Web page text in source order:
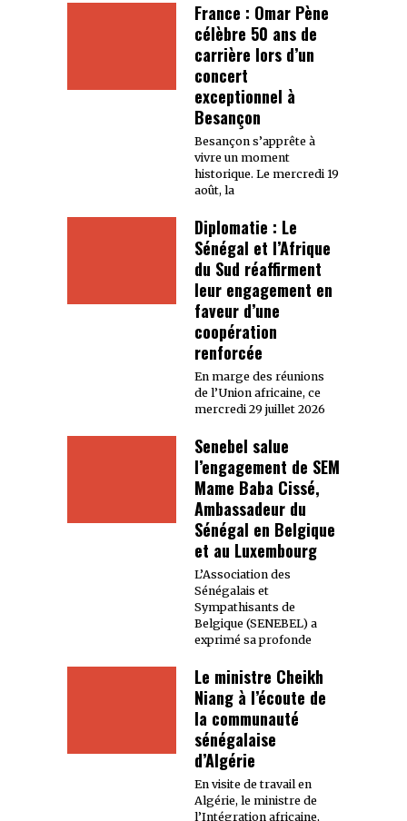
France : Omar Pène
célèbre 50 ans de
carrière lors d’un
concert
exceptionnel à
Besançon
Besançon s’apprête à
vivre un moment
historique. Le mercredi 19
août, la
Diplomatie : Le
Sénégal et l’Afrique
du Sud réaffirment
leur engagement en
faveur d’une
coopération
renforcée
En marge des réunions
de l’Union africaine, ce
mercredi 29 juillet 2026
Senebel salue
l’engagement de SEM
Mame Baba Cissé,
Ambassadeur du
Sénégal en Belgique
et au Luxembourg
L’Association des
Sénégalais et
Sympathisants de
Belgique (SENEBEL) a
exprimé sa profonde
Le ministre Cheikh
Niang à l’écoute de
la communauté
sénégalaise
d’Algérie
En visite de travail en
Algérie, le ministre de
l’Intégration africaine,